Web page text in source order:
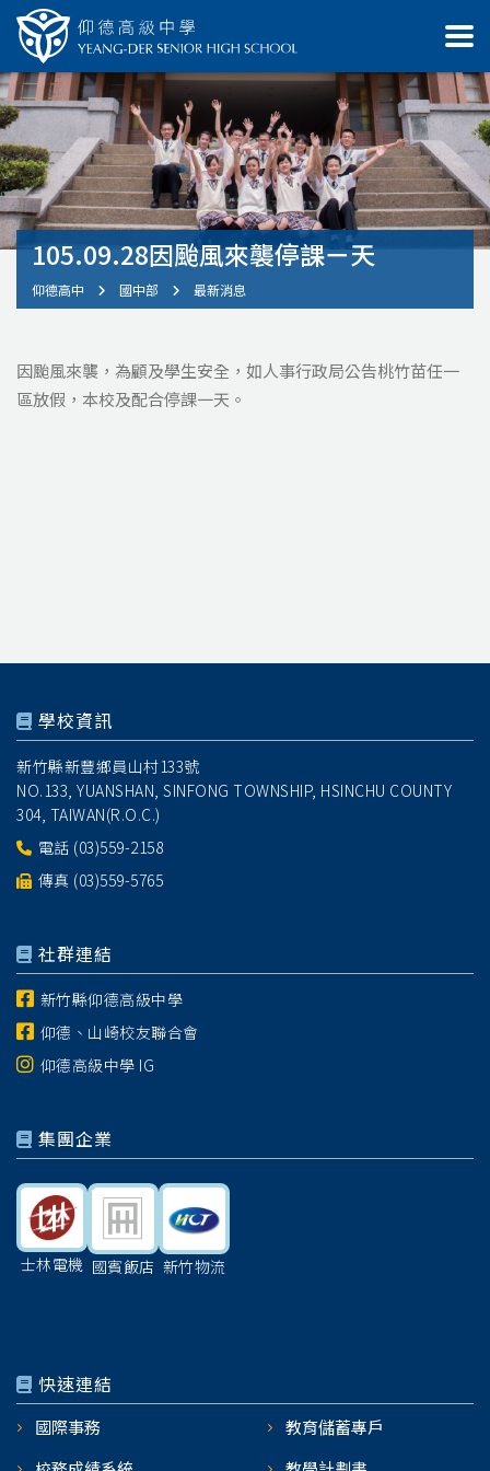
105.09.28因颱風來襲停課ㄧ天
仰德高中 國中部 最新消息
因颱風來襲，為顧及學生安全，如人事行政局公告桃竹苗任一
區放假，本校及配合停課一天。
學校資訊
新竹縣新豐鄉員山村133號
NO.133, YUANSHAN, SINFONG TOWNSHIP, HSINCHU COUNTY
304, TAIWAN(R.O.C.)
電話 (03)559-2158
傳真 (03)559-5765
社群連結
新竹縣仰德高級中學
仰德、山崎校友聯合會
仰德高級中學 IG
集團企業
士林電機 國賓飯店 新竹物流
快速連結
國際事務
教育儲蓄專戶